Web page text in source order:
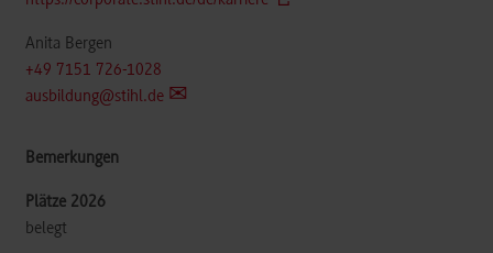
Anita Bergen
+49 7151 726-1028
ausbildung@stihl.de
belegt